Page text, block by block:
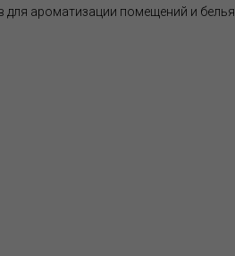
для ароматизации помещений и белья